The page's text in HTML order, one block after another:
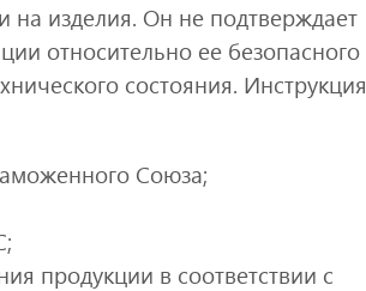
на изделия. Он не подтверждает
относительно ее безопасного
состояния. Инструкция
Союза;
продукции в соответствии с